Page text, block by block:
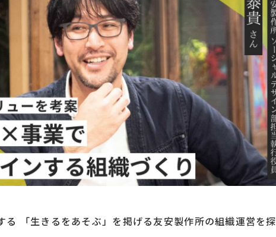
る 「生きるをあそぶ」を掲げる友安製作所の組織運営を探